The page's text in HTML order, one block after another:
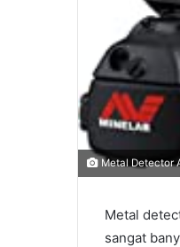
Metal Detector
Metal
sangat